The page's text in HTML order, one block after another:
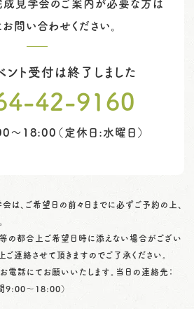
成見学会のご案内が必要な方は
問い合わせください。
ント受付は終了しました
42-9160
～18:00（定休日:水曜日）
は、ご希望日の前々日までに必ずご予約の上、
の都合上ご希望日時に添えない場合がござい
連絡させて頂きますのでご了承ください。
話にてお願いいたします。当日の連絡先：
9:00〜18:00）